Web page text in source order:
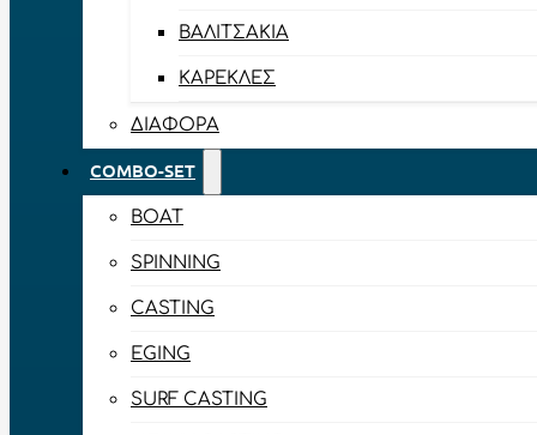
ΒΑΛΙΤΣΆΚΙΑ
ΚΑΡΈΚΛΕΣ
ΔΙΆΦΟΡΑ
COMBO-SET
BOAT
SPINNING
CASTING
EGING
SURF CASTING